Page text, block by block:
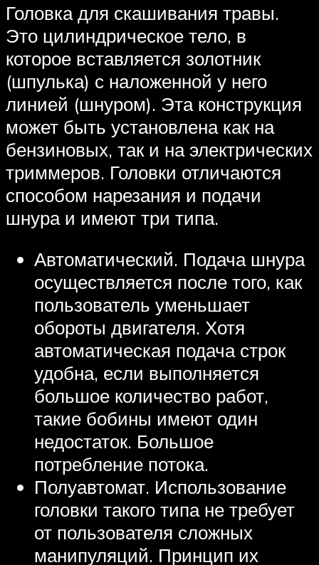
Головка для скашивания травы.
Это цилиндрическое тело, в
которое вставляется золотник
(шпулька) с наложенной у него
линией (шнуром). Эта конструкция
может быть установлена ​​как на
бензиновых, так и на электрических
триммеров. Головки отличаются
способом нарезания и подачи
шнура и имеют три типа.
Автоматический. Подача шнура
осуществляется после того, как
пользователь уменьшает
обороты двигателя. Хотя
автоматическая подача строк
удобна, если выполняется
большое количество работ,
такие бобины имеют один
недостаток. Большое
потребление потока.
Полуавтомат. Использование
головки такого типа не требует
от пользователя сложных
манипуляций. Принцип их